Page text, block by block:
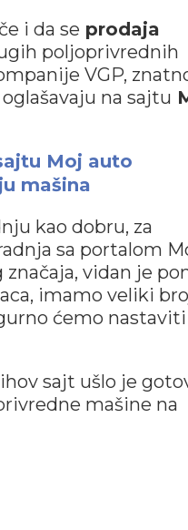
i da se prodaja
poljoprivrednih
VGP,
na sajtu
Moj auto
mašina
kao dobru, za
sa portalom
vidan je
imamo veliki
ćemo nastaviti
sajt ušlo je
mašine na